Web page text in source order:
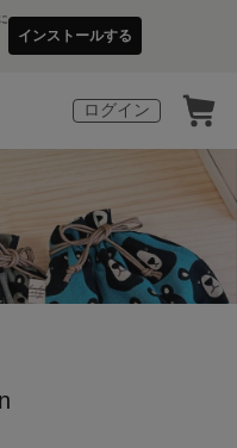
インストールする
ログイン